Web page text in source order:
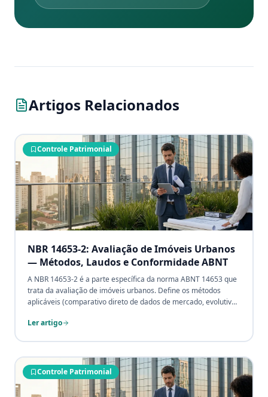
Artigos Relacionados
Controle Patrimonial
NBR 14653-2: Avaliação de Imóveis Urbanos
— Métodos, Laudos e Conformidade ABNT
A NBR 14653-2 é a parte específica da norma ABNT 14653 que
trata da avaliação de imóveis urbanos. Define os métodos
aplicáveis (comparativo direto de dados de mercado, evolutivo,
precisão (I, II, III), e os requisitos mínimos do laudo técnico. É a
envolvendo imóveis residenciais, comerciais ou industriais no
Brasil.
Ler artigo
Controle Patrimonial